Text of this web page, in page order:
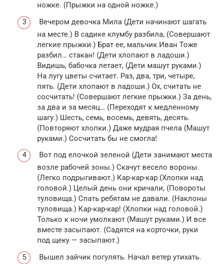
ножке. (Прыжки на одной ножке.)
Вечером девочка Мила (Дети начинают шагать
на месте.) В садике клумбу разбила, (Совершают
легкие прыжки.) Брат ее, мальчик Иван Тоже
разбил… стакан! (Дети хлопают в ладоши.)
Видишь, бабочка летает, (Дети машут руками.)
На лугу цветы считает. Раз, два, три, четыре,
пять. (Дети хлопают в ладоши.) Ох, считать не
сосчитать! (Совершают легкие прыжки.) За день,
за два и за месяц… (Переходят к медленному
шагу.) Шесть, семь, восемь, девять, десять.
(Повторяют хлопки.) Даже мудрая пчела (Машут
руками.) Сосчитать бы не смогла!
Вот под елочкой зеленой (Дети занимают места
возле рабочей зоны.) Скачут весело вороны.
(Легко подрыгивают.) Кар-кар-кар (Хлопки над
головой.) Целый день они кричали, (Повороты
туловища.) Спать ребятам не давали. (Наклоны
туловища.) Кар-кар-кар! (Хлопки над головой.)
Только к ночи умолкают (Машут руками.) И все
вместе засыпают. (Садятся на корточки, руки
под щеку — засыпают.)
Вышел зайчик погулять. Начал ветер утихать.